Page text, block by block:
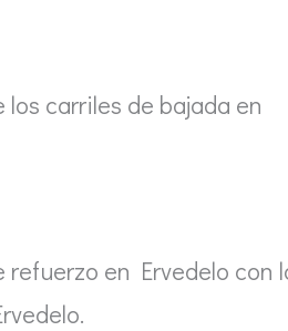
carriles de bajada en
en Ervedelo con